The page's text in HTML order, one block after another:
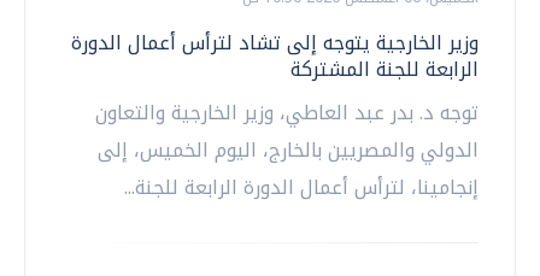
وزير الخارجية يتوجه إلى تشاد لترأس أعمال الدورة
الرابعة للجنة المشتركة
توجه د. بدر عبد العاطي، وزير الخارجية والتعاون
الدولي والمصريين بالخارج، اليوم الخميس، إلى
إنجامينا، لترأس أعمال الدورة الرابعة للجنة...